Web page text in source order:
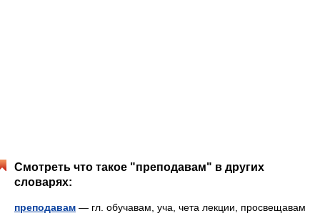
Смотреть что такое "преподавам" в других
словарях:
преподавам — гл. обучавам, уча, чета лекции, просвещавам